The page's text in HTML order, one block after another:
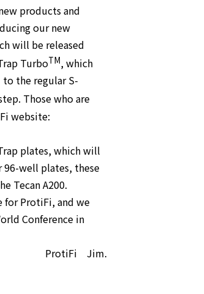
products and
our new
will be released
TurboTM, which
the regular S-
Those who are
website:
plates, which will
well plates, these
Tecan A200.
for ProtiFi, and we
Conference in
ProtiFi Jim.